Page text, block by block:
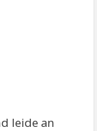
leide an